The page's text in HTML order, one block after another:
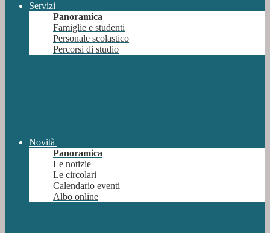
Servizi
Panoramica
Famiglie e studenti
Personale scolastico
Percorsi di studio
Novità
Panoramica
Le notizie
Le circolari
Calendario eventi
Albo online